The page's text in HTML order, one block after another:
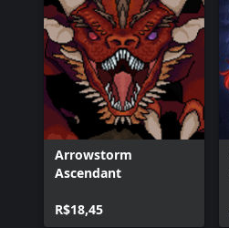
Arrowstorm
Ascendant
R$18,45